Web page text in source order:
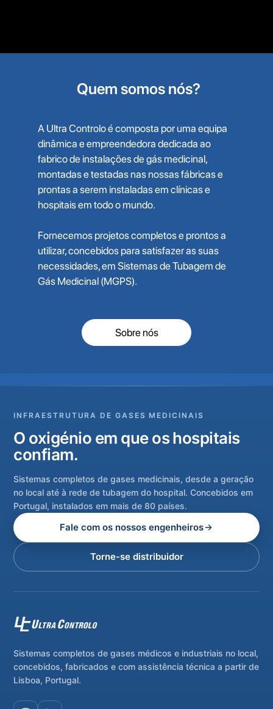
Quem somos nós?
A Ultra Controlo é composta por uma equipa
dinâmica e empreendedora dedicada ao
fabrico de instalações de gás medicinal,
montadas e testadas nas nossas fábricas e
prontas a serem instaladas em clínicas e
hospitais em todo o mundo.
Fornecemos projetos completos e prontos a
utilizar, concebidos para satisfazer as suas
necessidades, em Sistemas de Tubagem de
Gás Medicinal (MGPS).
Sobre nós
INFRAESTRUTURA DE GASES MEDICINAIS
O oxigénio em que os hospitais
confiam.
Sistemas completos de gases medicinais, desde a geração
no local até à rede de tubagem do hospital. Concebidos em
Portugal, instalados em mais de 80 países.
Fale com os nossos engenheiros
Torne-se distribuidor
Sistemas completos de gases médicos e industriais no local,
concebidos, fabricados e com assistência técnica a partir de
Lisboa, Portugal.